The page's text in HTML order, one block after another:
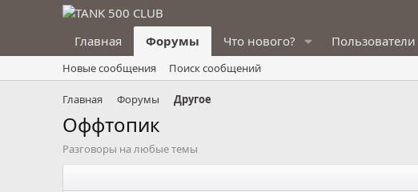
Главная Форумы Что нового? Пользователи
Новые сообщения Поиск сообщений
Главная Форумы Другое
Оффтопик
Разговоры на любые темы